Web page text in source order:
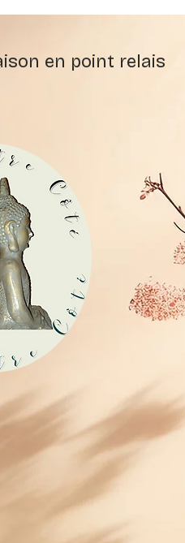
en point relais